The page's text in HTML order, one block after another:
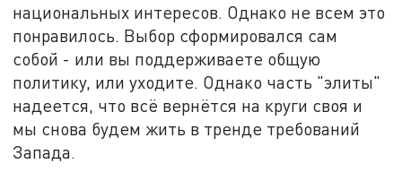
национальных интересов. Однако не всем это
понравилось. Выбор сформировался сам
собой - или вы поддерживаете общую
политику, или уходите. Однако часть "элиты"
надеется, что всё вернётся на круги своя и
мы снова будем жить в тренде требований
Запада.